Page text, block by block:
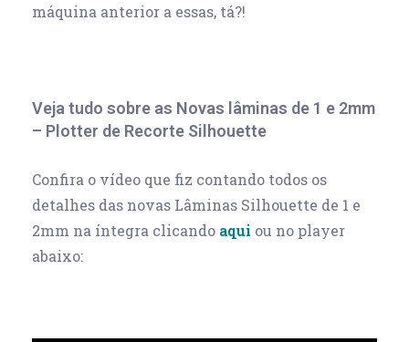
máquina anterior a essas, tá?!
Veja tudo sobre as Novas lâminas de 1 e 2mm
– Plotter de Recorte Silhouette
Confira o vídeo que fiz contando todos os
detalhes das novas Lâminas Silhouette de 1 e
2mm na íntegra clicando aqui ou no player
abaixo: